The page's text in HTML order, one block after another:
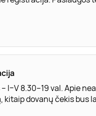
I–V 8.30–19 val. Apie
kitaip dovanų čekis bus